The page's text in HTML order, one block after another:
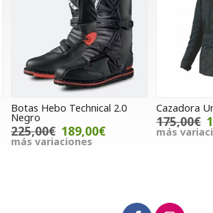
2.0 Cazadora Unik VZ-07
más variaciones